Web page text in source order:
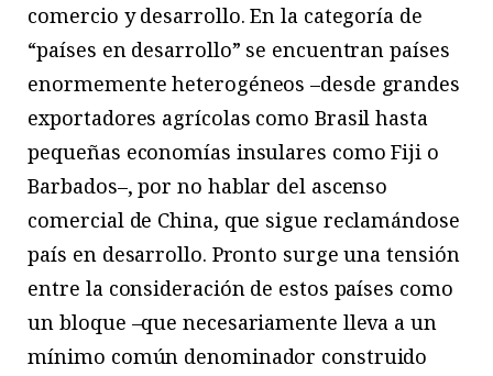
comercio y desarrollo. En la categoría de
“países en desarrollo” se encuentran países
enormemente heterogéneos –desde grandes
exportadores agrícolas como Brasil hasta
pequeñas economías insulares como Fiji o
Barbados–, por no hablar del ascenso
comercial de China, que sigue reclamándose
país en desarrollo. Pronto surge una tensión
entre la consideración de estos países como
un bloque –que necesariamente lleva a un
mínimo común denominador construido